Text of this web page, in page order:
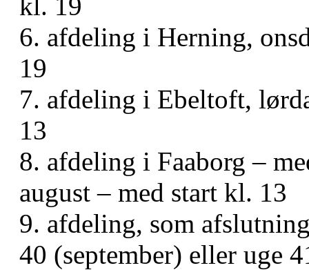
6. afdeling i Herning,
19
7. afdeling i Ebeltoft,
13
8. afdeling i Faaborg –
august – med start kl. 13
9. afdeling, som
40 (september) eller uge